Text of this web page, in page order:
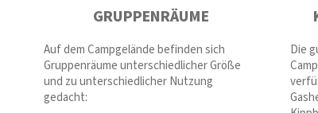
GRUPPENRÄUME
Auf dem Campgelände befinden sich
Gruppenräume unterschiedlicher Größe
und zu unterschiedlicher Nutzung
gedacht:
Die